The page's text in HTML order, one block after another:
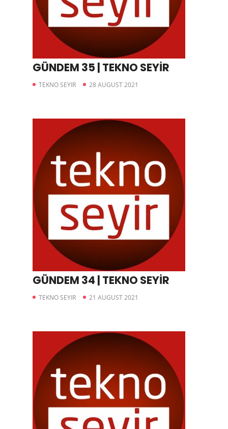
GÜNDEM 35 | TEKNO SEYİR
TEKNO SEYIR 28 AUGUST 2021
GÜNDEM 34 | TEKNO SEYİR
TEKNO SEYIR 21 AUGUST 2021